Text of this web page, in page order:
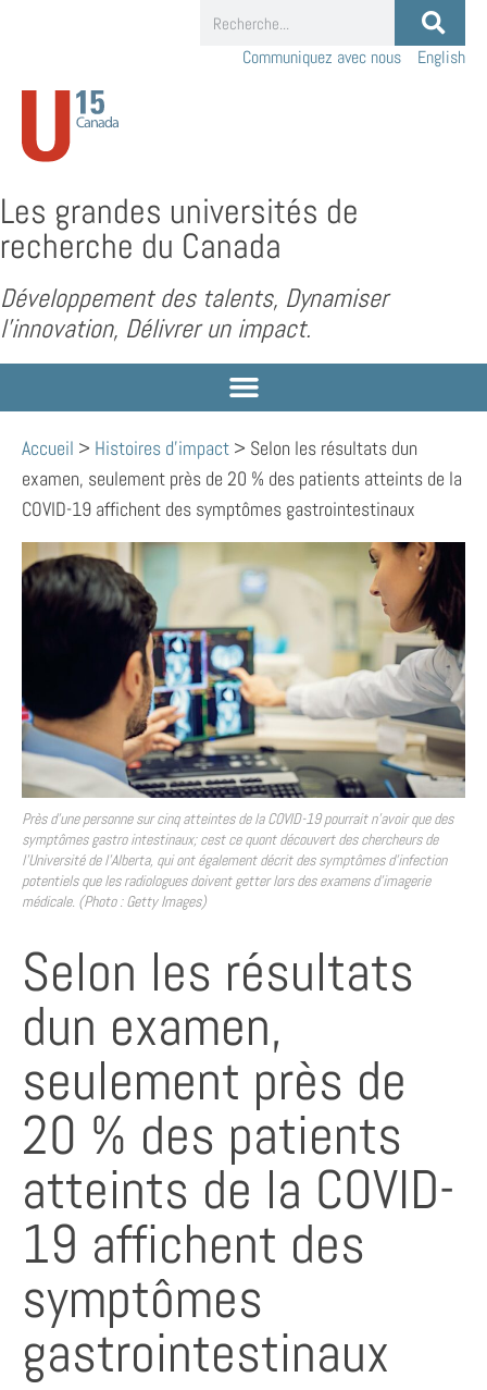
Communiquez avec nous English
Les grandes universités de
recherche du Canada
Développement des talents, Dynamiser
l’innovation, Délivrer un impact.
Accueil > Histoires d'impact > Selon les résultats dun
examen, seulement près de 20 % des patients atteints de la
COVID-19 affichent des symptômes gastrointestinaux
Près d’une personne sur cinq atteintes de la COVID-19 pourrait n’avoir que des
symptômes gastro intestinaux; cest ce quont découvert des chercheurs de
l’Université de l’Alberta, qui ont également décrit des symptômes d’infection
potentiels que les radiologues doivent getter lors des examens d’imagerie
médicale. (Photo : Getty Images)
Selon les résultats
dun examen,
seulement près de
20 % des patients
atteints de la COVID-
19 affichent des
symptômes
gastrointestinaux